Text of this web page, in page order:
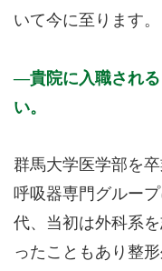
いて今に至ります。
貴院に入職され
い。
群馬大学医学部を
呼吸器専門グルー
代、当初は外科系
ったこともあり整